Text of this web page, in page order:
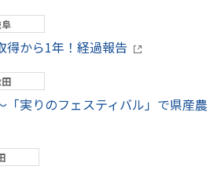
得から1年！経過報告
「実りのフェスティバル」で県産農